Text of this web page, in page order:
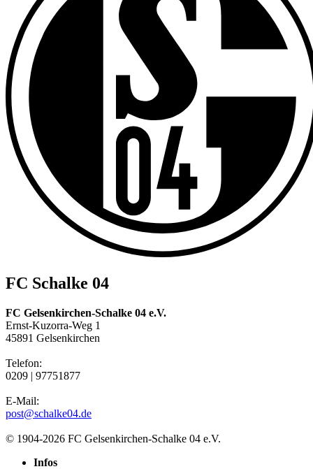
FC Schalke 04
FC Gelsenkirchen-Schalke 04 e.V.
Ernst-Kuzorra-Weg 1
45891 Gelsenkirchen
Telefon:
0209 | 97751877
E-Mail:
post@schalke04.de
© 1904-2026 FC Gelsenkirchen-Schalke 04 e.V.
Infos